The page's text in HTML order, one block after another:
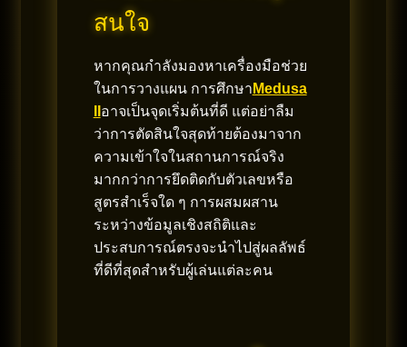
สนใจ
หากคุณกำลังมองหาเครื่องมือช่วย
ในการวางแผน การศึกษา Medusa
อาจเป็นจุดเริ่มต้นที่ดี แต่อย่าลืม
ว่าการตัดสินใจสุดท้ายต้องมาจาก
ความเข้าใจในสถานการณ์จริง
มากกว่าการยึดติดกับตัวเลขหรือ
สูตรสำเร็จใด ๆ การผสมผสาน
ระหว่างข้อมูลเชิงสถิติและ
ประสบการณ์ตรงจะนำไปสู่ผลลัพธ์
ที่ดีที่สุดสำหรับผู้เล่นแต่ละคน